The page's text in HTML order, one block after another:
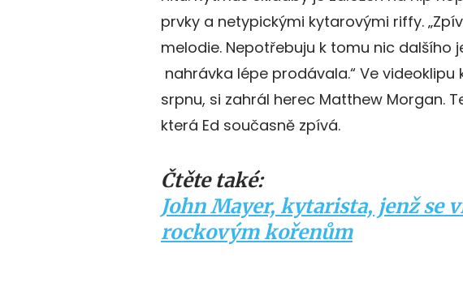
prvky a netypickými kytarovými riffy.
melodie. Nepotřebuju k tomu nic dalšího
nahrávka lépe prodávala.“ Ve videoklipu
srpnu, si zahrál herec Matthew Morgan.
která Ed současně zpívá.
Čtěte také:
John Mayer, kytarista, jenž se
rockovým kořenům